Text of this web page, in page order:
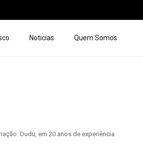
Noticias Quem Somos
Dudu, em 20 anos de experiência